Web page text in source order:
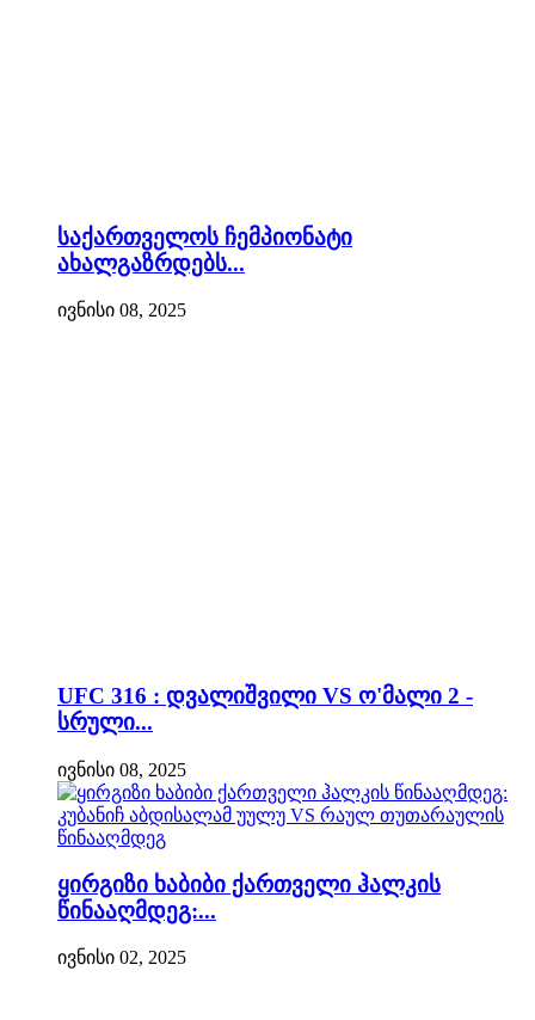
საქართველოს ჩემპიონატი
ახალგაზრდებს...
ივნისი 08, 2025
UFC 316 : დვალიშვილი VS ო'მალი 2 -
სრული...
ივნისი 08, 2025
ყირგიზი ხაბიბი ქართველი ჰალკის
წინააღმდეგ:...
ივნისი 02, 2025